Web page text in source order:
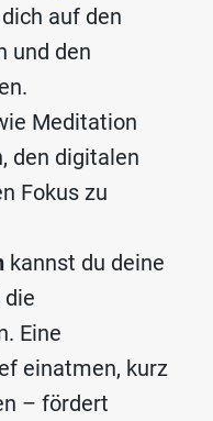
auf den
und den
Meditation
den digitalen
Fokus zu
kannst du deine
die
Eine
einatmen, kurz
– fördert